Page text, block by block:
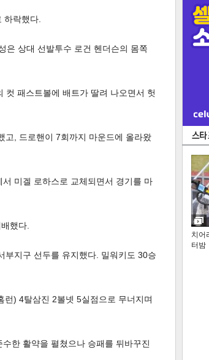
락했다.
은 상대 선발투수 로건 헨더슨의 몸쪽
컷 패스트볼에 배트가 딸려 나오면서 헛
고, 드로핸이 7회까지 마운드에 올라왔
미겔 로하스로 교체되면서 경기를 마
했다.
부지구 선두를 유지했다. 밀워키도 30승
) 4탈삼진 2볼넷 5실점으로 무너지며
한 활약을 펼쳤으나 승패를 뒤바꾸진
치어
터밤